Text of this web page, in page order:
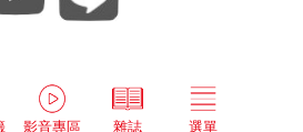
影音專區 雜誌 選單